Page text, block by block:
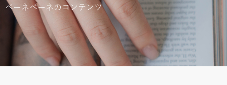
ベーネベーネのコンテンツ